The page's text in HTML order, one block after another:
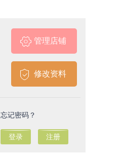
管理店铺
修改资料
忘记密码？